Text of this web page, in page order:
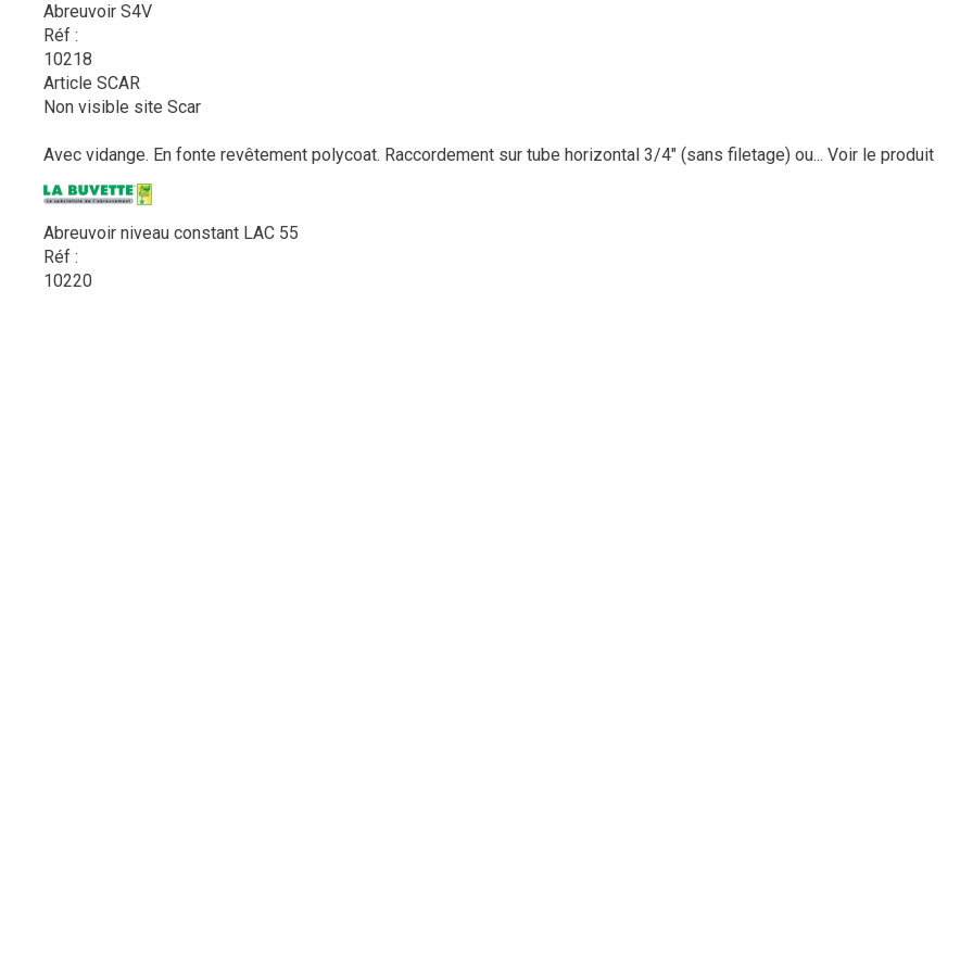
Abreuvoir S4V
Réf :
10218
Article SCAR
Non visible site Scar
Avec vidange. En fonte revêtement polycoat. Raccordement sur tube horizontal 3/4" (sans filetage) ou... Voir le produit
Abreuvoir niveau constant LAC 55
Réf :
10220